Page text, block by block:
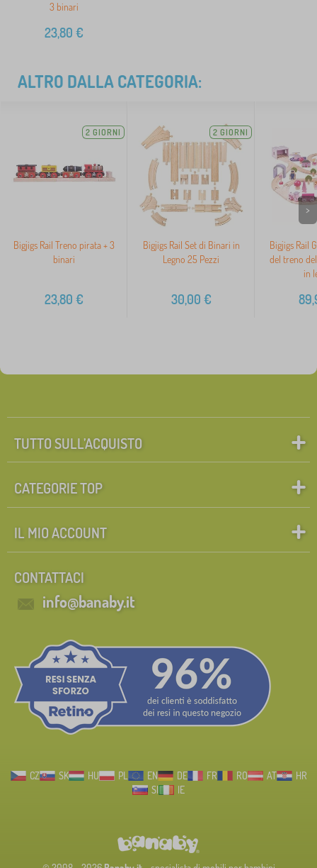
3 binari
23,80 €
ALTRO DALLA CATEGORIA:
2 GIORNI
Bigjigs Rail Treno pirata + 3
binari
23,80 €
2 GIORNI
Bigjigs Rail Set di Binari in
Legno 25 Pezzi
30,00 €
Bigjigs Rail
del treno
in
>
TUTTO SULL’ACQUISTO
CATEGORIE TOP
IL MIO ACCOUNT
CONTATTACI
info@banaby.it
CZ SK HU PL EN DE FR RO AT
HR
SI
IE